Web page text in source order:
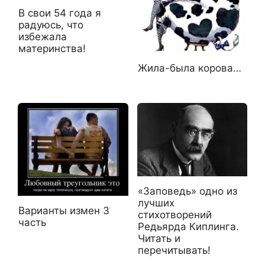
В свои 54 года я
радуюсь, что
избежала
материнства!
Жила-была корова…
Варианты измен 3
часть
«Заповедь» одно из
лучших
стихотворений
Редьярда Киплинга.
Читать и
перечитывать!